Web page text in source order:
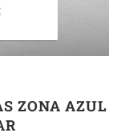
ZONA AZUL